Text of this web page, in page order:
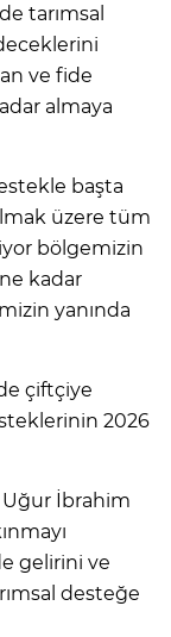
tarımsal
ve fide
almaya
başta
üzere tüm
bölgemizin
kadar
yanında
çiftçiye
2026
Uğur İbrahim
gelirini ve
desteğe